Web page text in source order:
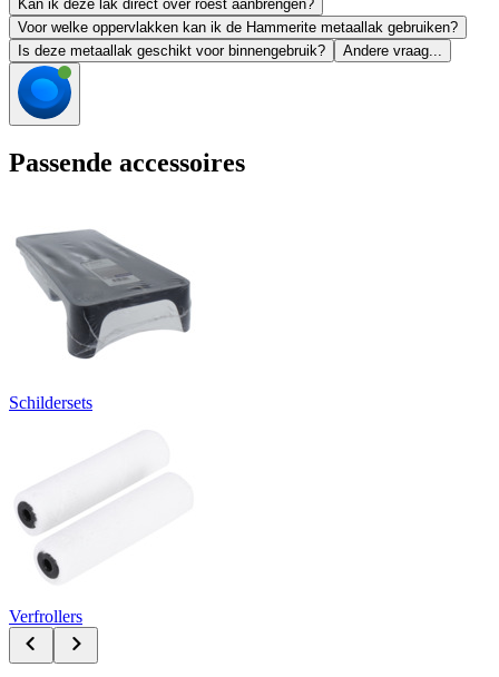
Kan ik deze lak direct over roest aanbrengen?
Voor welke oppervlakken kan ik de Hammerite metaallak gebruiken?
Is deze metaallak geschikt voor binnengebruik?
Andere vraag...
Passende accessoires
Schildersets
Verfrollers